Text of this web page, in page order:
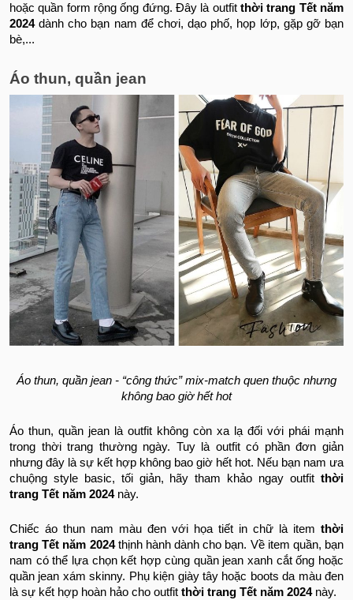
hoặc quần form rộng ống đứng. Đây là outfit thời trang Tết năm
2024dành cho bạn nam để chơi, dạo phố, họp lớp, gặp gỡ bạn
bè,...
Áo thun, quần jean
Áo thun, quần jean - “công thức” mix-match quen thuộc nhưng
không bao giờ hết hot
Áo thun, quần jean là outfit không còn xa lạ đối với phái mạnh
trong thời trang thường ngày. Tuy là outfit có phần đơn giản
nhưng đây là sự kết hợp không bao giờ hết hot. Nếu bạn nam ưa
chuộng style basic, tối giản, hãy tham khảo ngay outfit thời
trang Tết năm 2024này.
Chiếc áo thun nam màu đen với họa tiết in chữ là item thời
trang Tết năm 2024thịnh hành dành cho bạn. Về item quần, bạn
nam có thể lựa chọn kết hợp cùng quần jean xanh cắt ống hoặc
quần jean xám skinny. Phụ kiện giày tây hoặc boots da màu đen
là sự kết hợp hoàn hảo cho outfit thời trang Tết năm 2024 này.